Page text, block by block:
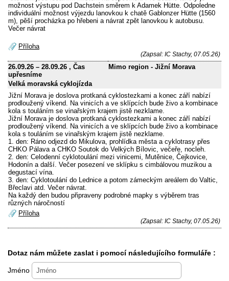
možnost výstupu pod Dachstein směrem k Adamek Hütte. Odpoledne
individuální možnost výjezdu lanovkou k chatě Gablonzer Hütte (1560
m), pěší procházka po hřebeni a návrat zpět lanovkou k autobusu.
Večer návrat
Příloha
(Zapsal: IC Stachy, 07.05.26)
26.09.26 – 28.09.26 , Čas
upřesníme
Mimo region - Jižní Morava
Velká moravská cyklojízda
Jižní Morava je doslova protkaná cyklostezkami a konec září nabízí
prodloužený víkend. Na vinicích a ve sklípcích bude živo a kombinace
kola s touláním se vinařským krajem jistě nezklame.
Jižní Morava je doslova protkaná cyklostezkami a konec září nabízí
prodloužený víkend. Na vinicích a ve sklípcích bude živo a kombinace
kola s touláním se vinařským krajem jistě nezklame.
1. den: Ráno odjezd do Mikulova, prohlídka města a cyklotrasy přes
CHKO Pálava a CHKO Soutok do Velkých Bílovic, večeře, nocleh.
2. den: Celodenní cyklotoulání mezi vinicemi, Mutěnice, Čejkovice,
Hodonín a další. Večer posezení ve sklípku s cimbálovou muzikou a
degustací vína.
3. den: Cyklotoulání do Lednice a potom zámeckým areálem do Valtic,
Břeclavi atd. Večer návrat.
Na každý den budou připraveny podrobné mapky s výběrem tras
různých náročností
Příloha
(Zapsal: IC Stachy, 07.05.26)
Dotaz nám můžete zaslat i pomocí následujícího formuláře :
Jméno